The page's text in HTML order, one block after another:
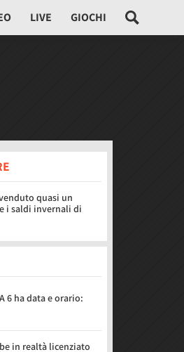
LIVE GIOCHI
quasi un
i saldi invernali di
6 ha data e orario:
in realtà licenziato